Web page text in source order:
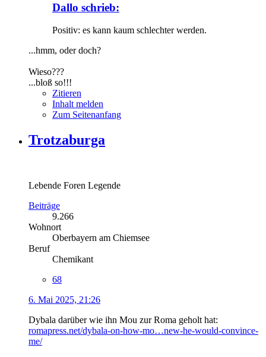
Dallo schrieb:
Positiv: es kann kaum schlechter werden.
...hmm, oder doch?
Wieso???
...bloß so!!!
Zitieren
Inhalt melden
Zum Seitenanfang
Trotzaburga
Lebende Foren Legende
Beiträge
9.266
Wohnort
Oberbayern am Chiemsee
Beruf
Chemikant
68
6. Mai 2025, 21:26
Dybala darüber wie ihn Mou zur Roma geholt hat:
romapress.net/dybala-on-how-mo…new-he-would-convince-
me/